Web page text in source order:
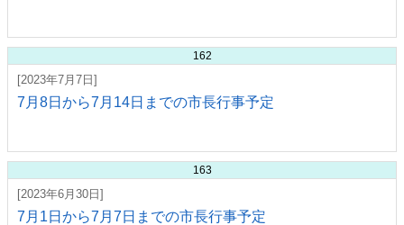
162
[2023年7月7日]
7月8日から7月14日までの市長行事予定
163
[2023年6月30日]
7月1日から7月7日までの市長行事予定